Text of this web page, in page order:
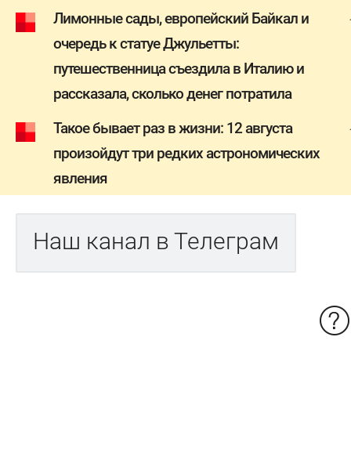
Лимонные сады, европейский Байкал и
очередь к статуе Джульетты:
путешественница съездила в Италию и
рассказала, сколько денег потратила
Такое бывает раз в жизни: 12 августа
произойдут три редких астрономических
явления
Наш канал в Телеграм